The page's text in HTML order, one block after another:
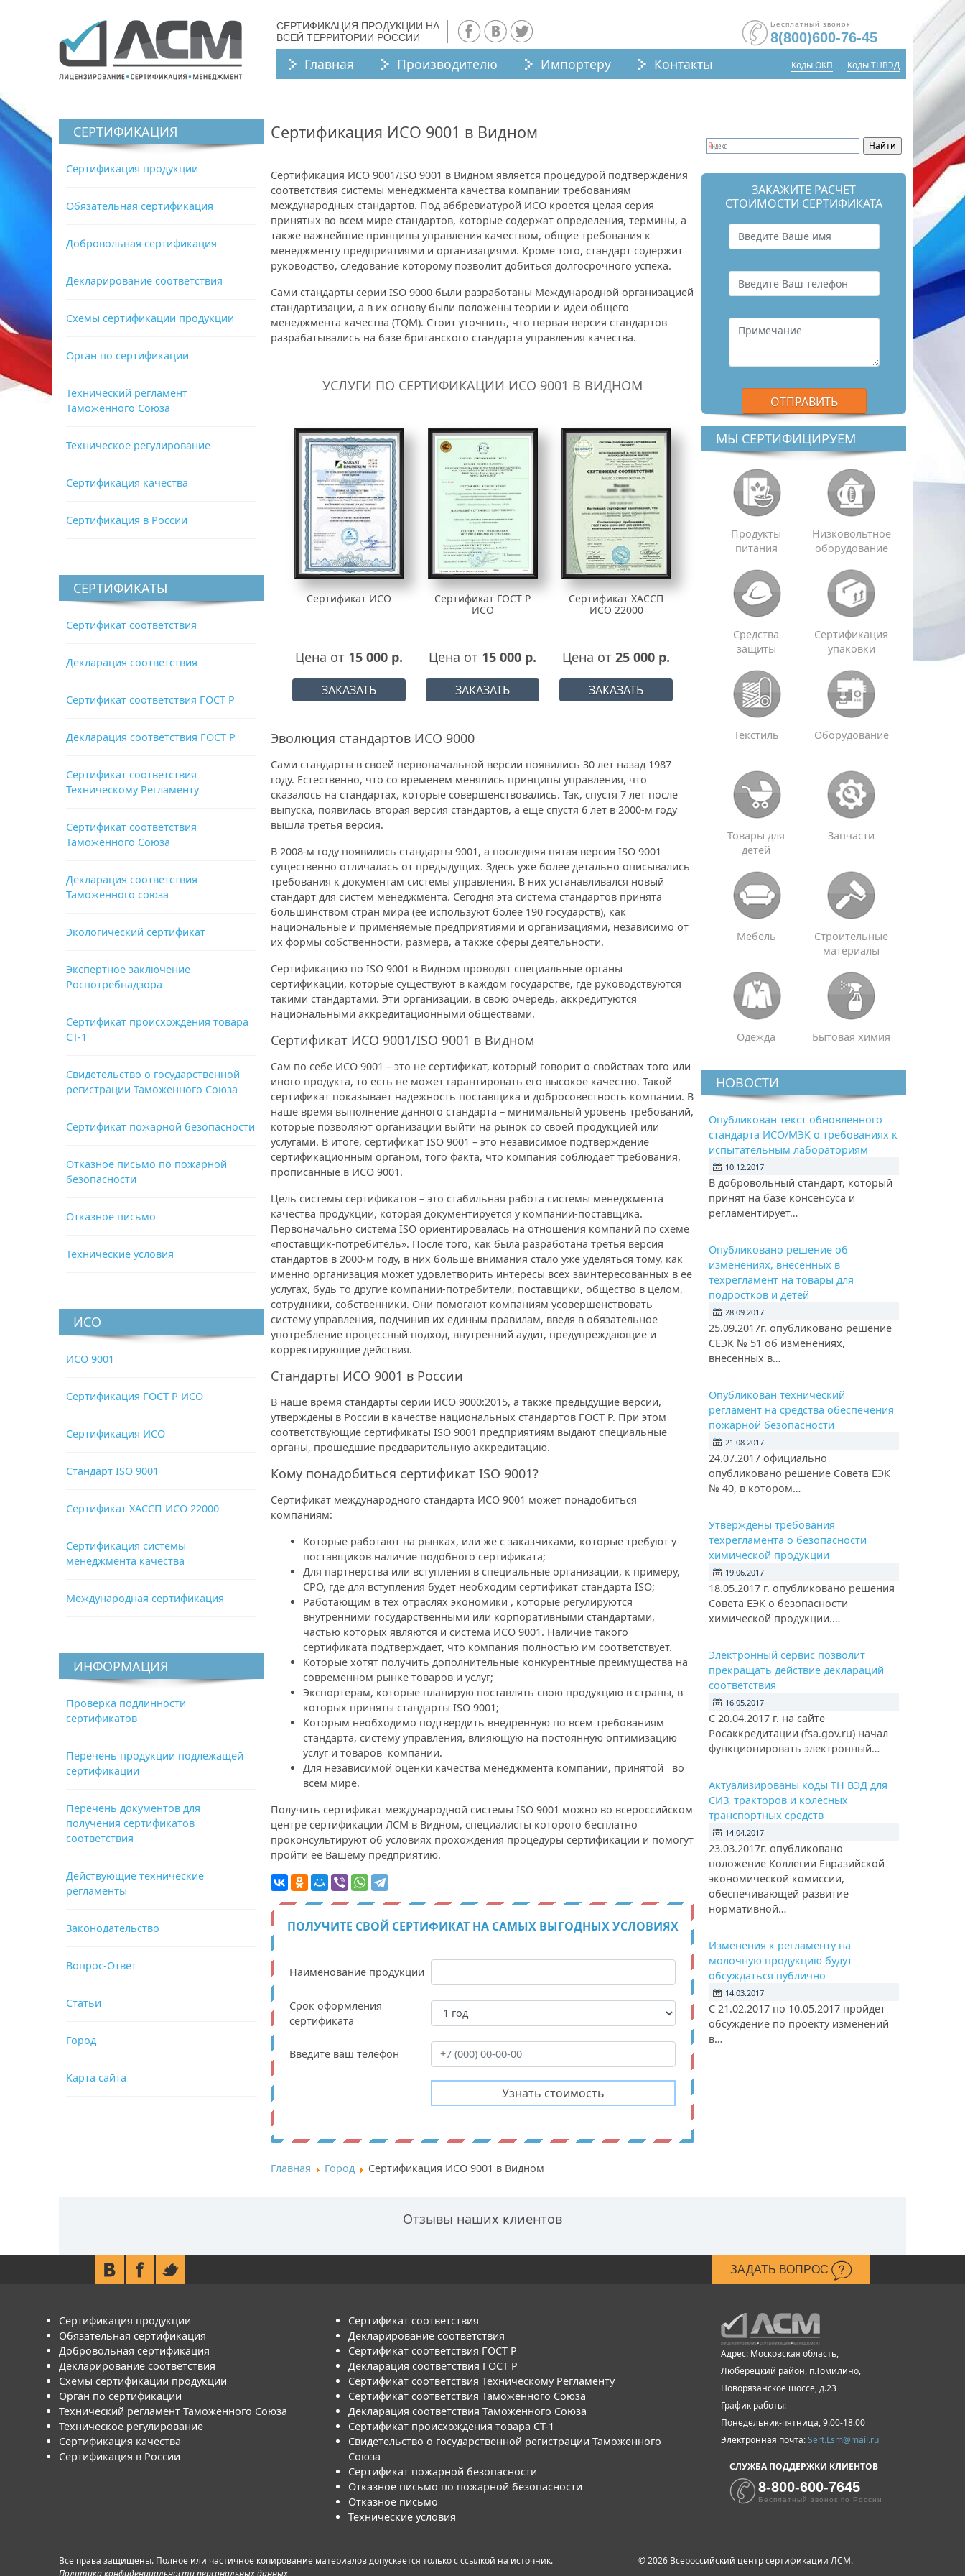
СЕРТИФИКАЦИЯ ПРОДУКЦИИ НА
ВСЕЙ ТЕРРИТОРИИ РОССИИ
Бесплатный звонок
8(800)600-76-45
Главная Производителю Импортеру Контакты Коды ОКП Коды ТНВЭД
СЕРТИФИКАЦИЯ
Сертификация продукции
Обязательная сертификация
Добровольная сертификация
Декларирование соответствия
Схемы сертификации продукции
Орган по сертификации
Технический регламент
Таможенного Союза
Техническое регулирование
Сертификация качества
Сертификация в России
СЕРТИФИКАТЫ
Сертификат соответствия
Декларация соответствия
Сертификат соответствия ГОСТ Р
Декларация соответствия ГОСТ Р
Сертификат соответствия
Техническому Регламенту
Сертификат соответствия
Таможенного Союза
Декларация соответствия
Таможенного союза
Экологический сертификат
Экспертное заключение
Роспотребнадзора
Сертификат происхождения товара
СТ-1
Свидетельство о государственной
регистрации Таможенного Союза
Сертификат пожарной безопасности
Отказное письмо по пожарной
безопасности
Отказное письмо
Технические условия
ИСО
ИСО 9001
Сертификация ГОСТ Р ИСО
Сертификация ИСО
Стандарт ISO 9001
Сертификат ХАССП ИСО 22000
Сертификация системы
менеджмента качества
Международная сертификация
ИНФОРМАЦИЯ
Проверка подлинности
сертификатов
Перечень продукции подлежащей
сертификации
Перечень документов для
получения сертификатов
соответствия
Действующие технические
регламенты
Законодательство
Вопрос-Ответ
Статьи
Город
Карта сайта
Сертификация ИСО 9001 в Видном
Сертификация ИСО 9001/ISO 9001 в Видном является процедурой подтверждения
соответствия системы менеджмента качества компании требованиям
международных стандартов. Под аббревиатурой ИСО кроется целая серия
принятых во всем мире стандартов, которые содержат определения, термины, а
также важнейшие принципы управления качеством, общие требования к
менеджменту предприятиями и организациями. Кроме того, стандарт содержит
руководство, следование которому позволит добиться долгосрочного успеха.
Сами стандарты серии ISO 9000 были разработаны Международной организацией
стандартизации, а в их основу были положены теории и идеи общего
менеджмента качества (TQM). Стоит уточнить, что первая версия стандартов
разрабатывались на базе британского стандарта управления качества.
УСЛУГИ ПО СЕРТИФИКАЦИИ ИСО 9001 В ВИДНОМ
Сертификат ИСО
Цена от 15 000 р.
ЗАКАЗАТЬ
Сертификат ГОСТ Р
ИСО
Цена от 15 000 р.
ЗАКАЗАТЬ
Сертификат ХАССП
ИСО 22000
Цена от 25 000 р.
ЗАКАЗАТЬ
Эволюция стандартов ИСО 9000
Сами стандарты в своей первоначальной версии появились 30 лет назад 1987
году. Естественно, что со временем менялись принципы управления, что
сказалось на стандартах, которые совершенствовались. Так, спустя 7 лет после
выпуска, появилась вторая версия стандартов, а еще спустя 6 лет в 2000-м году
вышла третья версия.
В 2008-м году появились стандарты 9001, а последняя пятая версия ISO 9001
существенно отличалась от предыдущих. Здесь уже более детально описывались
требования к документам системы управления. В них устанавливался новый
стандарт для систем менеджмента. Сегодня эта система стандартов принята
большинством стран мира (ее используют более 190 государств), как
национальные и применяемые предприятиями и организациями, независимо от
их формы собственности, размера, а также сферы деятельности.
Сертификацию по ISO 9001 в Видном проводят специальные органы
сертификации, которые существуют в каждом государстве, где руководствуются
такими стандартами. Эти организации, в свою очередь, аккредитуются
национальными аккредитационными обществами.
Сертификат ИСО 9001/ISO 9001 в Видном
Сам по себе ИСО 9001 – это не сертификат, который говорит о свойствах того или
иного продукта, то есть не может гарантировать его высокое качество. Такой
сертификат показывает надежность поставщика и добросовестность компании. В
наше время выполнение данного стандарта – минимальный уровень требований,
которые позволяют организации выйти на рынок со своей продукцией или
услугами. В итоге, сертификат ISO 9001 – это независимое подтверждение
сертификационным органом, того факта, что компания соблюдает требования,
прописанные в ИСО 9001.
Цель системы сертификатов – это стабильная работа системы менеджмента
качества продукции, которая документируется у компании-поставщика.
Первоначально система ISO ориентировалась на отношения компаний по схеме
«поставщик-потребитель». После того, как была разработана третья версия
стандартов в 2000-м году, в них больше внимания стало уже уделяться тому, как
именно организация может удовлетворить интересы всех заинтересованных в ее
услугах, будь то другие компании-потребители, поставщики, общество в целом,
сотрудники, собственники. Они помогают компаниям усовершенствовать
систему управления, подчинив их единым правилам, введя в обязательное
употребление процессный подход, внутренний аудит, предупреждающие и
корректирующие действия.
Стандарты ИСО 9001 в России
В наше время стандарты серии ИСО 9000:2015, а также предыдущие версии,
утверждены в России в качестве национальных стандартов ГОСТ Р. При этом
соответствующие сертификаты ISO 9001 предприятиям выдают специальные
органы, прошедшие предварительную аккредитацию.
Кому понадобиться сертификат ISO 9001?
Сертификат международного стандарта ИСО 9001 может понадобиться
компаниям:
Которые работают на рынках, или же с заказчиками, которые требуют у
поставщиков наличие подобного сертификата;
Для партнерства или вступления в специальные организации, к примеру,
СРО, где для вступления будет необходим сертификат стандарта ISO;
Работающим в тех отраслях экономики , которые регулируются
внутренними государственными или корпоративными стандартами,
частью которых являются и система ИСО 9001. Наличие такого
сертификата подтверждает, что компания полностью им соответствует.
Которые хотят получить дополнительные конкурентные преимущества на
современном рынке товаров и услуг;
Экспортерам, которые планирую поставлять свою продукцию в страны, в
которых приняты стандарты ISO 9001;
Которым необходимо подтвердить внедренную по всем требованиям
стандарта, систему управления, влияющую на постоянную оптимизацию
услуг и товаров компании.
Для независимой оценки качества менеджмента компании, принятой во
всем мире.
Получить сертификат международной системы ISO 9001 можно во всероссийском
центре сертификации ЛСМ в Видном, специалисты которого бесплатно
проконсультируют об условиях прохождения процедуры сертификации и помогут
пройти ее Вашему предприятию.
ПОЛУЧИТЕ СВОЙ СЕРТИФИКАТ НА САМЫХ ВЫГОДНЫХ УСЛОВИЯХ
Наименование продукции
Срок оформления
сертификата
Введите ваш телефон
Главная Город Сертификация ИСО 9001 в Видном
ЗАКАЖИТЕ РАСЧЕТ
СТОИМОСТИ СЕРТИФИКАТА
МЫ СЕРТИФИЦИРУЕМ
Продукты
питания
Низковольтное
оборудование
Средства
защиты
Сертификация
упаковки
Текстиль Оборудование
Товары для
детей
Запчасти
Мебель
Строительные
материалы
Одежда Бытовая химия
НОВОСТИ
Опубликован текст обновленного
стандарта ИСО/МЭК о требованиях к
испытательным лабораториям
10.12.2017
В добровольный стандарт, который
принят на базе консенсуса и
регламентирует…
Опубликовано решение об
изменениях, внесенных в
техрегламент на товары для
подростков и детей
28.09.2017
25.09.2017г. опубликовано решение
СЕЭК № 51 об изменениях,
внесенных в…
Опубликован технический
регламент на средства обеспечения
пожарной безопасности
21.08.2017
24.07.2017 официально
опубликовано решение Совета ЕЭК
№ 40, в котором…
Утверждены требования
техрегламента о безопасности
химической продукции
19.06.2017
18.05.2017 г. опубликовано решения
Совета ЕЭК о безопасности
химической продукции.…
Электронный сервис позволит
прекращать действие деклараций
соответствия
16.05.2017
С 20.04.2017 г. на сайте
Росаккредитации (fsa.gov.ru) начал
функционировать электронный…
Актуализированы коды ТН ВЭД для
СИЗ, тракторов и колесных
транспортных средств
14.04.2017
23.03.2017г. опубликовано
положение Коллегии Евразийской
экономической комиссии,
обеспечивающей развитие
нормативной…
Изменения к регламенту на
молочную продукцию будут
обсуждаться публично
14.03.2017
С 21.02.2017 по 10.05.2017 пройдет
обсуждение по проекту изменений
в…
Отзывы наших клиентов
ЗАДАТЬ ВОПРОС
Сертификация продукции
Обязательная сертификация
Добровольная сертификация
Декларирование соответствия
Схемы сертификации продукции
Орган по сертификации
Технический регламент Таможенного Союза
Техническое регулирование
Сертификация качества
Сертификация в России
Сертификат соответствия
Декларирование соответствия
Сертификат соответствия ГОСТ Р
Декларация соответствия ГОСТ Р
Сертификат соответствия Техническому Регламенту
Сертификат соответствия Таможенного Союза
Декларация соответствия Таможенного Союза
Сертификат происхождения товара СТ-1
Свидетельство о государственной регистрации Таможенного
Союза
Сертификат пожарной безопасности
Отказное письмо по пожарной безопасности
Отказное письмо
Технические условия
Адрес: Московская область,
Люберецкий район, п.Томилино,
Новорязанское шоссе, д.23
График работы:
Понедельник-пятница, 9.00-18.00
Электронная почта:Sert.Lsm@mail.ru
СЛУЖБА ПОДДЕРЖКИ КЛИЕНТОВ
8-800-600-7645
Бесплатный звонок по России
Все права защищены. Полное или частичное копирование материалов допускается только с ссылкой на источник.
Политика конфиденциальности персональных данных
© 2026 Всероссийский центр сертификации ЛСМ.